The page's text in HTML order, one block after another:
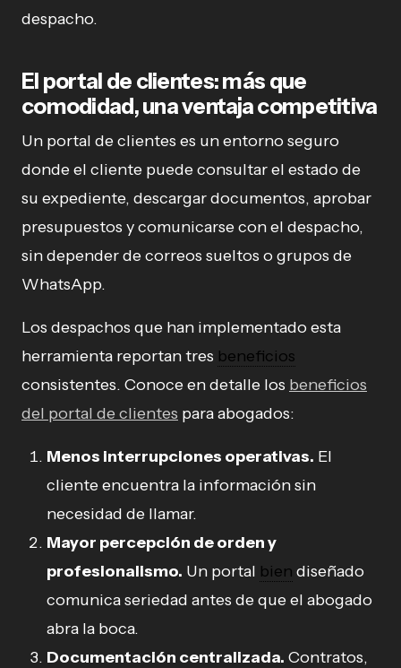
despacho.
El portal de clientes: más que
comodidad, una ventaja competitiva
Un portal de clientes es un entorno seguro
donde el cliente puede consultar el estado de
su expediente, descargar documentos, aprobar
presupuestos y comunicarse con el despacho,
sin depender de correos sueltos o grupos de
WhatsApp.
Los despachos que han implementado esta
herramienta reportan tres beneficios
consistentes. Conoce en detalle los beneficios
del portal de clientes para abogados:
Menos interrupciones operativas. El
cliente encuentra la información sin
necesidad de llamar.
Mayor percepción de orden y
profesionalismo. Un portal bien diseñado
comunica seriedad antes de que el abogado
abra la boca.
Documentación centralizada. Contratos,